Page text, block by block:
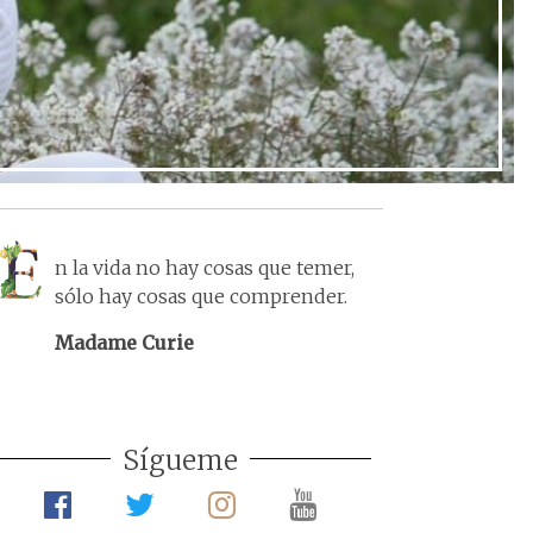
n la vida no hay cosas que temer,
sólo hay cosas que comprender.
Madame Curie
Sígueme